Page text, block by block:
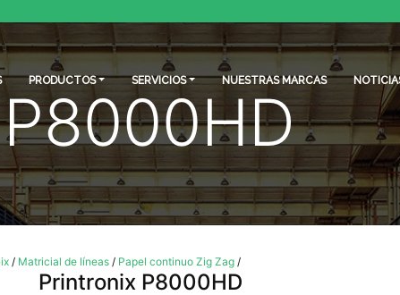
PRODUCTOS SERVICIOS NUESTRAS MARCAS
/ Matricial de líneas / Papel continuo Zig Zag /
Printronix P8000HD